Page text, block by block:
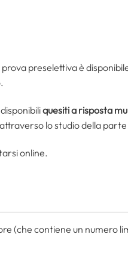
preselettiva è
quesiti a risposta
lo studio della
online.
(che contiene un numero